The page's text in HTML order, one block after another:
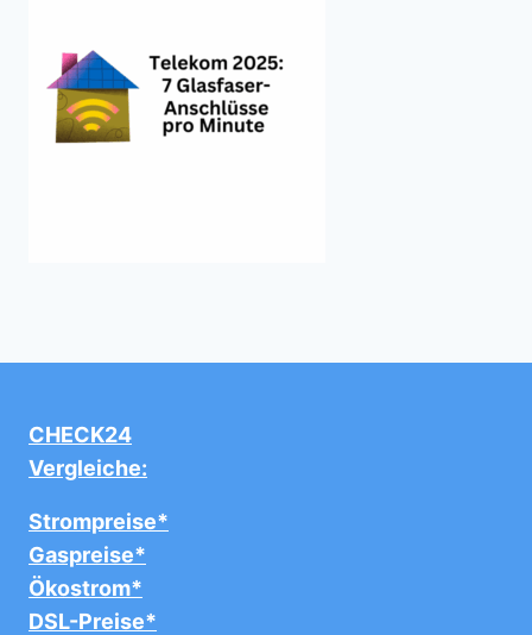
CHECK24
Vergleiche:
Strompreise*
Gaspreise*
Ökostrom*
DSL-Preise*